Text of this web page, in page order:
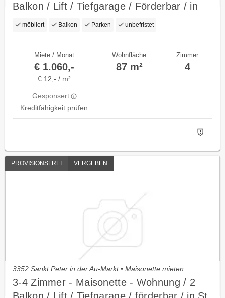
Balkon / Lift / Tiefgarage / Förderbar / in
St. Peter in der Au
möbliert Balkon Parken unbefristet
Miete / Monat
€ 1.060,-
€ 12,- / m²
Gesponsert
Kreditfähigkeit prüfen
Wohnfläche
87 m²
Zimmer
4
PROVISIONSFREI VERGEBEN
3352 Sankt Peter in der Au-Markt • Maisonette mieten
3-4 Zimmer - Maisonette - Wohnung / 2